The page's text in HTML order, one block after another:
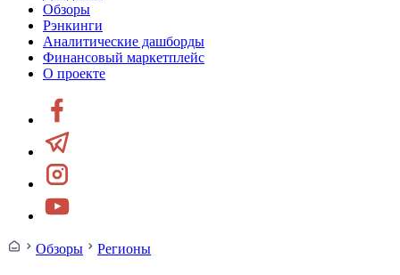
Обзоры
Рэнкинги
Аналитические дашборды
Финансовый маркетплейс
О проекте
Обзоры Регионы